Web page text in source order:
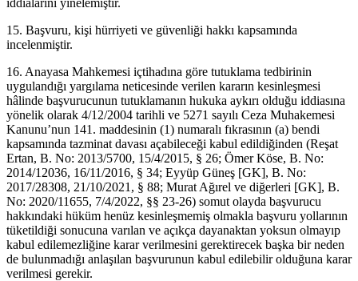
15. Başvuru, kişi hürriyeti ve güvenliği hakkı kapsamında
incelenmiştir.
16. Anayasa Mahkemesi içtihadına göre tutuklama tedbirinin
uygulandığı yargılama neticesinde verilen kararın kesinleşmesi
hâlinde başvurucunun tutuklamanın hukuka aykırı olduğu iddiasına
yönelik olarak 4/12/2004 tarihli ve 5271 sayılı Ceza Muhakemesi
Kanunu’nun 141. maddesinin (1) numaralı fıkrasının (a) bendi
kapsamında tazminat davası açabileceği kabul edildiğinden (Reşat
Ertan, B. No: 2013/5700, 15/4/2015, § 26; Ömer Köse, B. No:
2014/12036, 16/11/2016, § 34; Eyyüp Güneş [GK], B. No:
2017/28308, 21/10/2021, § 88; Murat Ağırel ve diğerleri [GK], B.
No: 2020/11655, 7/4/2022, §§ 23-26) somut olayda başvurucu
hakkındaki hüküm henüz kesinleşmemiş olmakla başvuru yollarının
tüketildiği sonucuna varılan ve açıkça dayanaktan yoksun olmayıp
kabul edilemezliğine karar verilmesini gerektirecek başka bir neden
de bulunmadığı anlaşılan başvurunun kabul edilebilir olduğuna karar
verilmesi gerekir.